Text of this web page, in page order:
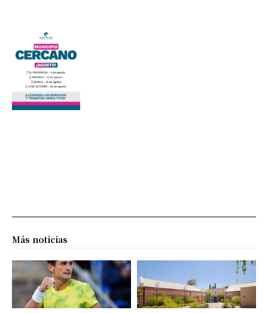
Más noticias